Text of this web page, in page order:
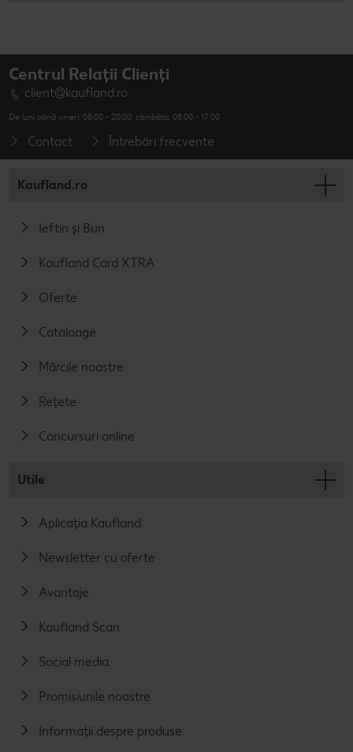
Centrul Relații Clienți
client@kaufland.ro
De luni până vineri: 08:00 - 20:00; sâmbăta: 08:00 - 17:00
Contact Întrebări frecvente
Kaufland.ro
Ieftin și Bun
Kaufland Card XTRA
Oferte
Cataloage
Mărcile noastre
Rețete
Concursuri online
Utile
Aplicația Kaufland
Newsletter cu oferte
Avantaje
Kaufland Scan
Social media
Promisiunile noastre
Informații despre produse